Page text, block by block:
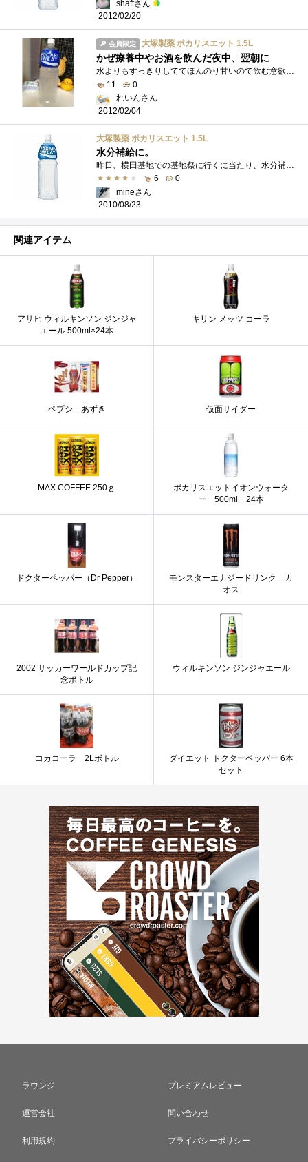
shaftさん
2012/02/20
会員限定 大塚製薬 ポカリスエット 1.5L
かぜ療養中やお酒を飲んだ夜中、翌朝に
水よりもすっきりしててほんのり甘いので飲む意欲が出てくるのです。アクエリアスよりもポカリスエットのほうが薬くさい感じが少ないのでこ�...
11
0
れいんさん
2012/02/04
大塚製薬 ポカリスエット 1.5L
水分補給に。
6
0
mineさん
2010/08/23
関連アイテム
アサヒ ウィルキンソン ジンジャ
エール 500ml×24本
キリン メッツ コーラ
ペプシ あずき 仮面サイダー
MAX COFFEE 250ｇ
ポカリスエットイオンウォータ
ー 500ml 24本
ドクターペッパー（Dr Pepper）
モンスターエナジードリンク カ
オス
2002 サッカーワールドカップ記
念ボトル
ウィルキンソン ジンジャエール
コカコーラ 2Lボトル
ダイエット ドクターペッパー 6本
セット
ラウンジ プレミアムレビュー
運営会社 問い合わせ
利用規約 プライバシーポリシー